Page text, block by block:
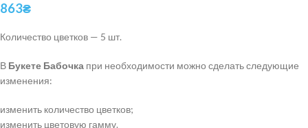
863₴
Количество цветков — 5 шт.
В Букете Бабочка при необходимости можно сделать следующие
изменения:
изменить количество цветков;
изменить цветовую гамму.